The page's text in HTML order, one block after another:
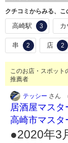
クチコミからみる、こ
高崎駅 3 カ
串 2 店 2
このお店・スポット
推薦者
テッシー さん
居酒屋マスタ
高崎市マスタ
●2020年3